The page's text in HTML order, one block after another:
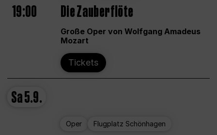
19:00 Die Zauberflöte
Große Oper von Wolfgang Amadeus
Mozart
Tickets
Sa5.9.
Oper Flugplatz Schönhagen